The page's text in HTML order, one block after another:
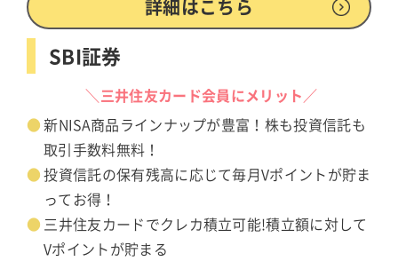
詳細はこちら
SBI証券
＼三井住友カード会員にメリット／
新NISA商品ラインナップが豊富！株も投資信託も
取引手数料無料！
投資信託の保有残高に応じて毎月Vポイントが貯ま
ってお得！
三井住友カードでクレカ積立可能!積立額に対して
Vポイントが貯まる